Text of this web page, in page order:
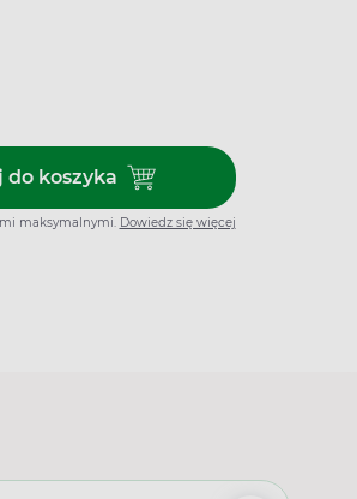
do koszyka
Dodaj do koszyka Majtki
maksymalnymi. Dowiedz się więcej